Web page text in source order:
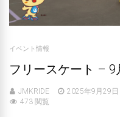
イベント情報
フリースケート –
JMKRIDE 2025年9月29日
473 閲覧